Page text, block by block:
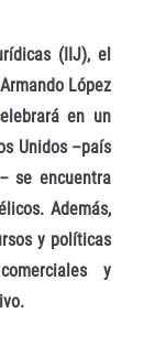
(IIJ), el
López
en un
Unidos –país
se encuentra
Además,
y políticas
y